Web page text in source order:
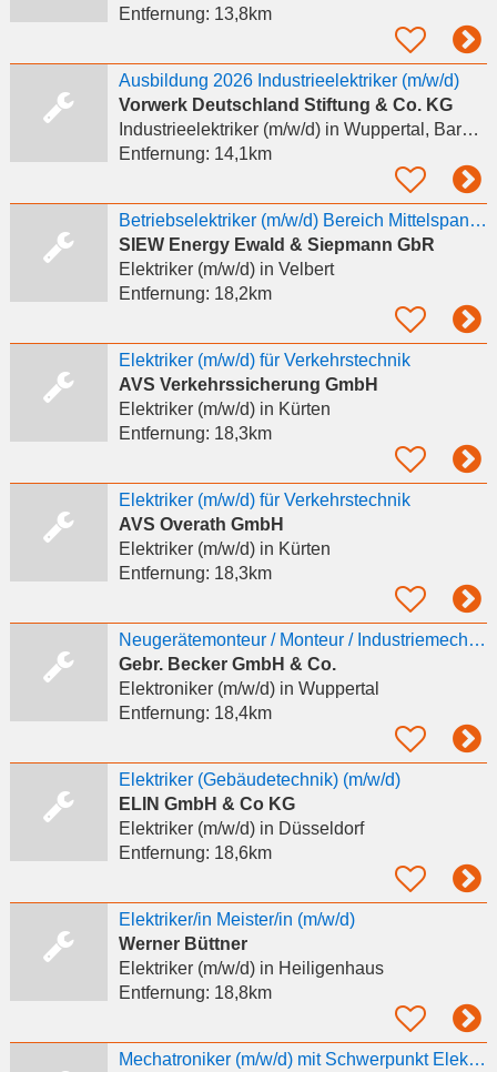
Entfernung: 13,8km
Ausbildung 2026 Industrieelektriker (m/w/d)
Vorwerk Deutschland Stiftung & Co. KG
Industrieelektriker (m/w/d)in Wuppertal, Barmen
Entfernung: 14,1km
Betriebselektriker (m/w/d) Bereich Mittelspannung
SIEW Energy Ewald & Siepmann GbR
Elektriker (m/w/d)in Velbert
Entfernung: 18,2km
Elektriker (m/w/d) für Verkehrstechnik
AVS Verkehrssicherung GmbH
Elektriker (m/w/d)in Kürten
Entfernung: 18,3km
Elektriker (m/w/d) für Verkehrstechnik
AVS Overath GmbH
Elektriker (m/w/d)in Kürten
Entfernung: 18,3km
Neugerätemonteur / Monteur / Industriemechaniker / Mechatroniker / Elektriker / Elektroniker
Gebr. Becker GmbH & Co.
Elektroniker (m/w/d)in Wuppertal
Entfernung: 18,4km
Elektriker (Gebäudetechnik) (m/w/d)
ELIN GmbH & Co KG
Elektriker (m/w/d)in Düsseldorf
Entfernung: 18,6km
Elektriker/in Meister/in (m/w/d)
Werner Büttner
Elektriker (m/w/d)in Heiligenhaus
Entfernung: 18,8km
Mechatroniker (m/w/d) mit Schwerpunkt Elektrik